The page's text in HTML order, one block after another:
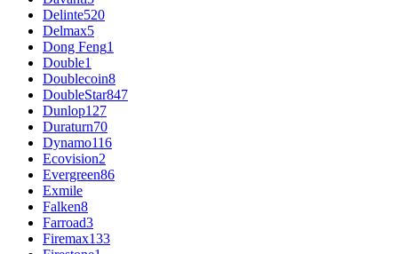
Delinte520
Delmax5
Dong Feng1
Double1
Doublecoin8
DoubleStar847
Dunlop127
Duraturn70
Dynamo116
Ecovision2
Evergreen86
Exmile
Falken8
Farroad3
Firemax133